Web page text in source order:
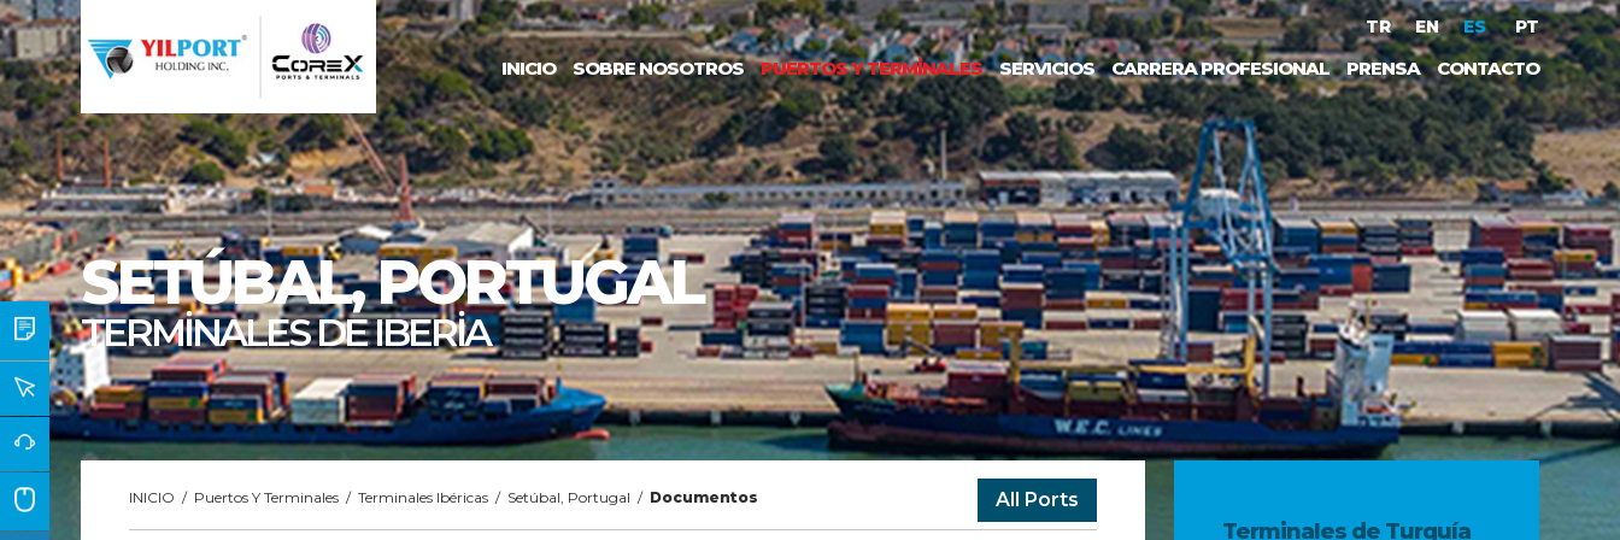
TR EN ES PT
INICIO SOBRE NOSOTROS PUERTOS Y TERMİNALES SERVICIOS CARRERA PROFESIONAL PRENSA CONTACTO
SETÚBAL, PORTUGAL
TERMİNALES DE IBERİA
Terminales de Turquía
All Ports
INICIO / Puertos Y Terminales / Terminales Ibéricas / Setúbal, Portugal /Documentos